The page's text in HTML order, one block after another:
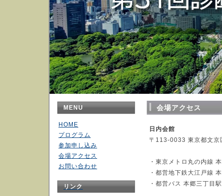
MENU
HOME
プログラム
参加申し込み
会場アクセス
お問い合わせ
リンク
会場アクセス
日内会館
〒113-0033 東京都文
・東京メトロ丸の内線
・都営地下鉄大江戸線
・都営バス 本郷三丁目